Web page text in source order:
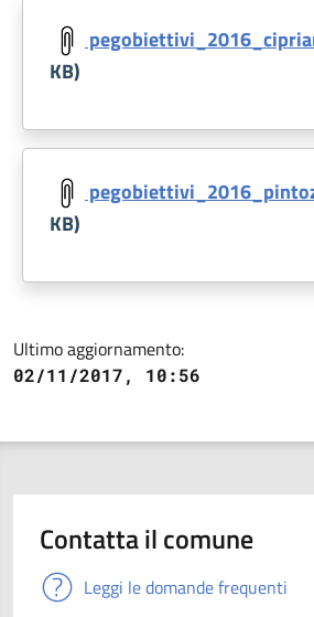
KB)
Document
KB)
Ultimo aggiornamento:
02/11/2017, 10:56
Contatta il comune
Leggi le domande frequenti